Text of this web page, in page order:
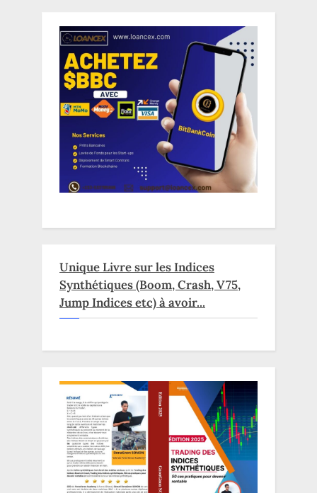
Unique Livre sur les Indices
Synthétiques (Boom, Crash, V75,
Jump Indices etc) à avoir...